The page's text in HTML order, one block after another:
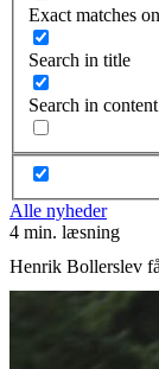
Exact matches
Search in title
Search in content
Alle nyheder
4 min. læsning
Henrik Bollerslev